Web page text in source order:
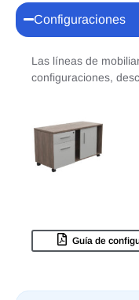
Configuraciones
Las líneas de
configuraciones,
Guía de